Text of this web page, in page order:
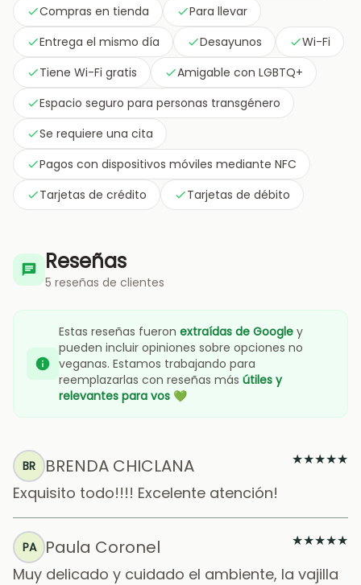
Compras en tienda
Para llevar
Entrega el mismo día
Desayunos
Wi-Fi
Tiene Wi-Fi gratis
Amigable con LGBTQ+
Espacio seguro para personas transgénero
Se requiere una cita
Pagos con dispositivos móviles mediante NFC
Tarjetas de crédito
Tarjetas de débito
Reseñas
5 reseñas de clientes
Estas reseñas fueron extraídas de Google y
pueden incluir opiniones sobre opciones no
veganas. Estamos trabajando para
reemplazarlas con reseñas más útiles y
relevantes para vos 💚
BR BRENDA CHICLANA ★★★★★
Exquisito todo!!!! Excelente atención!
PA Paula Coronel ★★★★★
Muy delicado y cuidado el ambiente, la vajilla